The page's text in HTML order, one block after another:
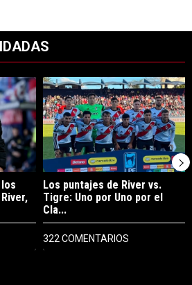
el título "Qué dijo Coudet sobre los
Un artículo de tendencia con el
Los puntajes de River vs.
Tigre: Uno por Uno por el
Cla...
322 COMENTARIOS